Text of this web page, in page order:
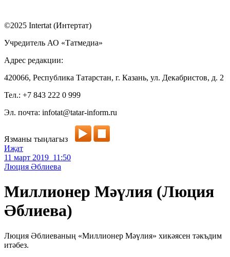
©2025 Intertat (Интертат)
Учредитель АО «Татмедиа»
Адрес редакции:
420066, Республика Татарстан, г. Казань, ул. Декабристов, д. 2
Тел.: +7 843 222 0 999
Эл. почта: infotat@tatar-inform.ru
Язманы тыңлагыз
Иҗат
11 март 2019 11:50
Люция Әблиева
Миллионер Мәүлия (Люция
Әблиева)
Люция Әблиеваның «Миллионер Мәүлия» хикәясен тәкъдим
итәбез.